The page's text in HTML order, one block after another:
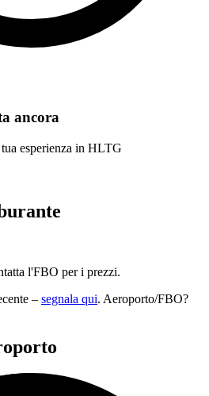
ancora
esperienza in HLTG
l'FBO per i prezzi.
– segnala qui. Aeroporto/FBO?